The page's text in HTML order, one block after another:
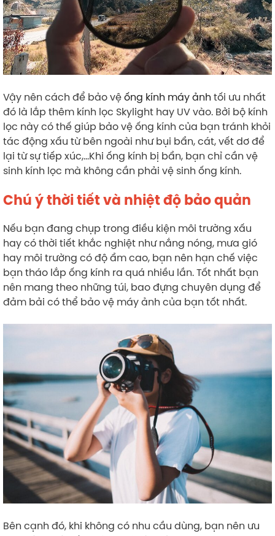
Vậy nên cách để bảo vệống kính máy ảnh tối ưu nhất
đó là lắp thêm kính lọc Skylight hay UV vào. Bởi bộ kính
lọc này có thế giúp bảo vệ ống kính của bạn tránh khỏi
tác động xấu từ bên ngoài như bụi bẩn, cát, vết dơ để
lại từ sự tiếp xúc,…Khi ống kính bị bẩn, bạn chỉ cần vệ
sinh kính lọc mà không cần phải vệ sinh ống kính.
Chú ý thời tiết và nhiệt độ bảo quản
Nếu bạn đang chụp trong điều kiện môi trường xấu
hay có thời tiết khắc nghiệt như nắng nóng, mưa gió
hay môi trường có độ ẩm cao, bạn nên hạn chế việc
bạn tháo lắp ống kính ra quá nhiều lần. Tốt nhất bạn
nên mang theo những túi, bao đựng chuyên dụng để
đảm bải có thể bảo vệ máy ảnh của bạn tốt nhất.
Bên cạnh đó, khi không có nhu cầu dùng, bạn nên ưu